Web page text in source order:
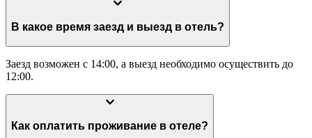
В какое время заезд и выезд в отель?
Заезд возможен с 14:00, а выезд необходимо осуществить до
12:00.
Как оплатить проживание в отеле?